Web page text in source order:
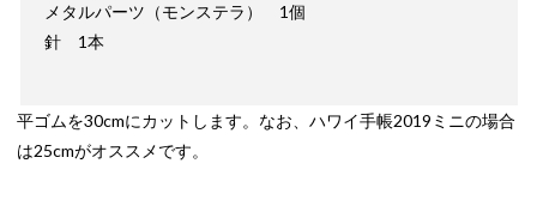
メタルパーツ（モンステラ） 1個
針 1本
平ゴムを30cmにカットします。なお、ハワイ手帳2019ミニの場合
は25cmがオススメです。